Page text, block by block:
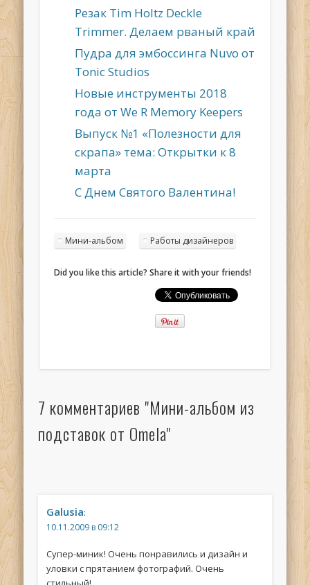
Резак Tim Holtz Deckle
Trimmer. Делаем рваный край
Пудра для эмбоссинга Nuvo от
Tonic Studios
Новые инструменты 2018
года от We R Memory Keepers
Выпуск №1 «Полезности для
скрапа» тема: Открытки к 8
марта
С Днем Святого Валентина!
Мини-альбом Работы дизайнеров
Did you like this article? Share it with your friends!
7 комментариев "Мини-альбом из
подставок от Omela"
Galusia:
10.11.2009 в 09:12
Супер-миник! Очень понравились и дизайн и
уловки с прятанием фотографий. Очень